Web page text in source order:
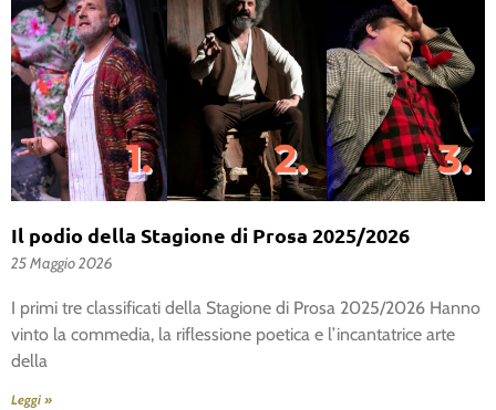
Il podio della Stagione di Prosa 2025/2026
25 Maggio 2026
I primi tre classificati della Stagione di Prosa 2025/2026 Hanno
vinto la commedia, la riflessione poetica e l’incantatrice arte
della
Leggi »